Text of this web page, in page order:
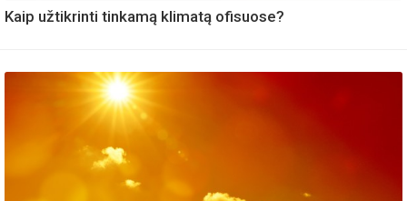
Kaip užtikrinti tinkamą klimatą ofisuose?